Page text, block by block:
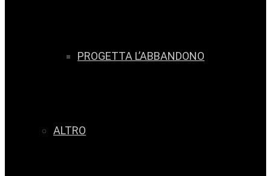
PROGETTA L’ABBANDONO
ALTRO